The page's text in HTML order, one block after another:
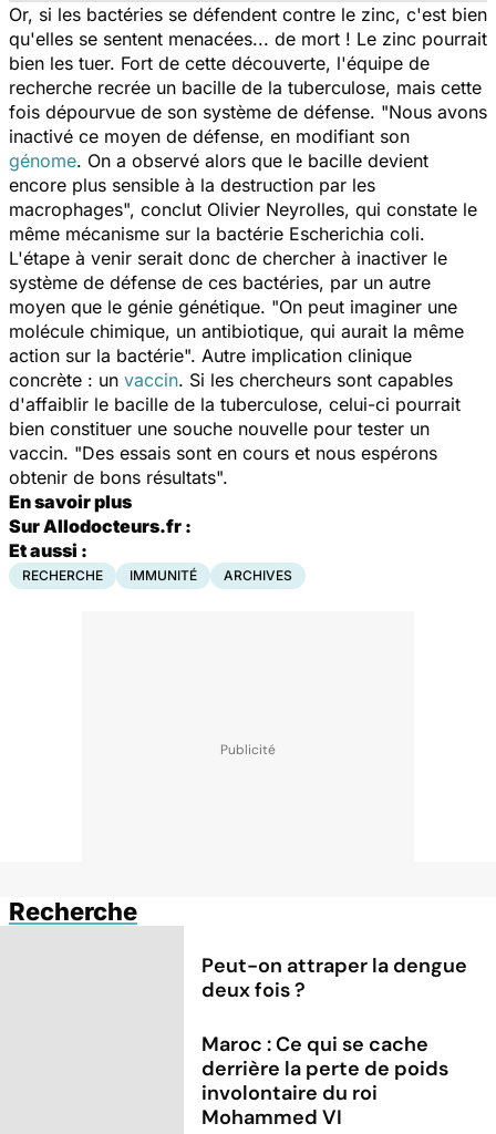
Or, si les bactéries se défendent contre le zinc, c'est bien
qu'elles se sentent menacées... de mort ! Le zinc pourrait
bien les tuer. Fort de cette découverte, l'équipe de
recherche recrée un bacille de la tuberculose, mais cette
fois dépourvue de son système de défense. "Nous avons
inactivé ce moyen de défense, en modifiant son
génome. On a observé alors que le bacille devient
encore plus sensible à la destruction par les
macrophages", conclut Olivier Neyrolles, qui constate le
même mécanisme sur la bactérie Escherichia coli.
L'étape à venir serait donc de chercher à inactiver le
système de défense de ces bactéries, par un autre
moyen que le génie génétique. "On peut imaginer une
molécule chimique, un antibiotique, qui aurait la même
action sur la bactérie". Autre implication clinique
concrète : un vaccin. Si les chercheurs sont capables
d'affaiblir le bacille de la tuberculose, celui-ci pourrait
bien constituer une souche nouvelle pour tester un
vaccin. "Des essais sont en cours et nous espérons
obtenir de bons résultats".
En savoir plus
Sur Allodocteurs.fr :
Et aussi :
RECHERCHE IMMUNITÉ ARCHIVES
Recherche
Peut-on attraper la dengue
deux fois ?
Maroc : Ce qui se cache
derrière la perte de poids
involontaire du roi
Mohammed VI